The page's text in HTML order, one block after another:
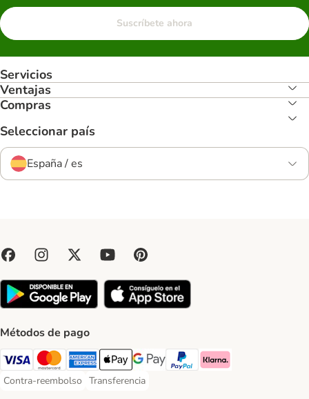
Suscríbete ahora
Servicios
Ventajas
Compras
Seleccionar país
España / es
Métodos de pago
Visa Payment Method
Mastercard Payment Method
American Express Payment Method
Apple Pay Payment Method
Google Pay Payment Method
PayPal Payment Method
Klarna Payment Method
Contra-reembolso
Contra-reembolso Payment Method
Transferencia
Transferencia Payment Method